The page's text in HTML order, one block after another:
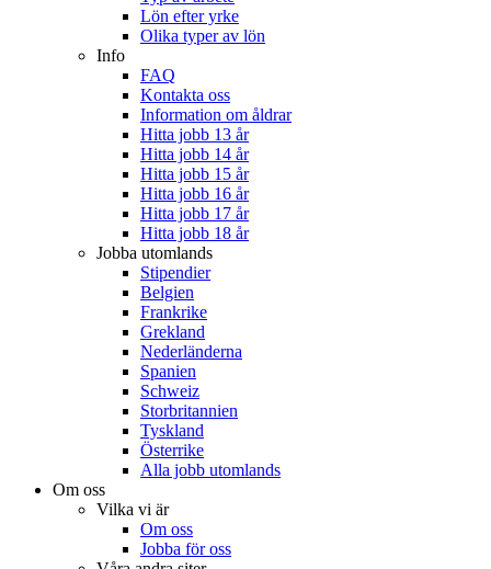
Lön efter yrke
Olika typer av lön
Info
FAQ
Kontakta oss
Information om åldrar
Hitta jobb 13 år
Hitta jobb 14 år
Hitta jobb 15 år
Hitta jobb 16 år
Hitta jobb 17 år
Hitta jobb 18 år
Jobba utomlands
Stipendier
Belgien
Frankrike
Grekland
Nederländerna
Spanien
Schweiz
Storbritannien
Tyskland
Österrike
Alla jobb utomlands
Om oss
Vilka vi är
Om oss
Jobba för oss